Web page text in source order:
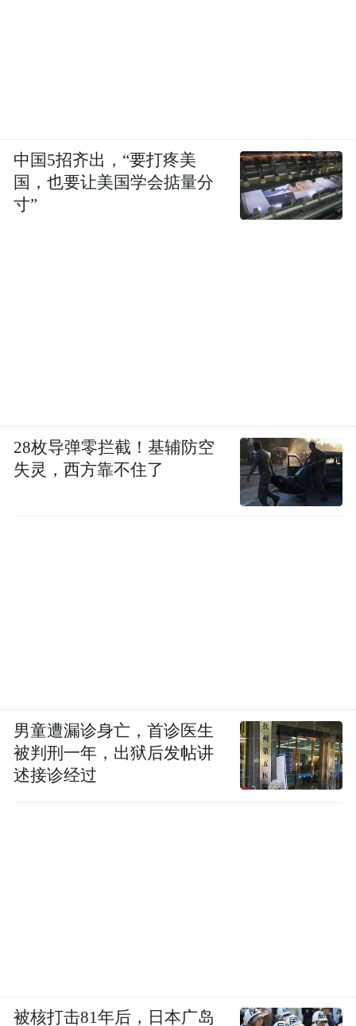
中国5招齐出，“要打疼美
国，也要让美国学会掂量分
寸”
28枚导弹零拦截！基辅防空
失灵，西方靠不住了
男童遭漏诊身亡，首诊医生
被判刑一年，出狱后发帖讲
述接诊经过
被核打击81年后，日本广岛